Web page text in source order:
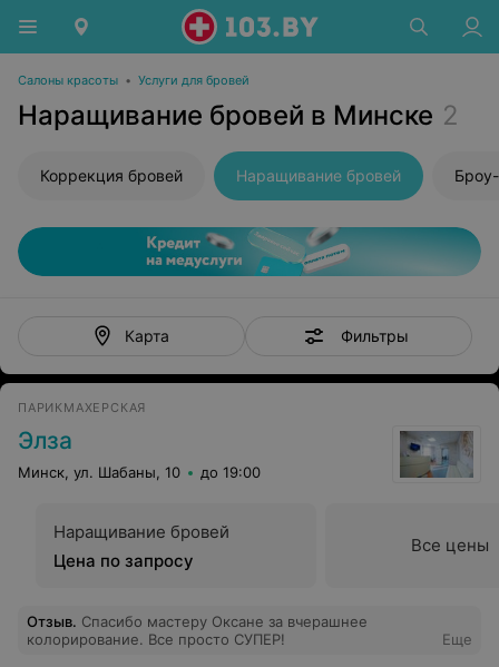
Салоны красоты • Услуги для бровей
Наращивание бровей в Минске 2
Коррекция бровей Наращивание бровей
Карта Фильтры
ПАРИКМАХЕРСКАЯ
Элза
Минск, ул. Шабаны, 10 до 19:00
Наращивание бровей
Цена по запросу
Все цены
Отзыв. Спасибо мастеру Оксане за вчерашнее
колорирование. Все просто СУПЕР!
Еще